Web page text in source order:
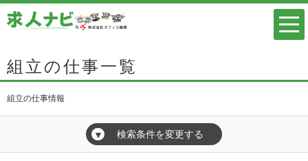
組立の仕事一覧
組立の仕事情報
▼ 検索条件を変更する